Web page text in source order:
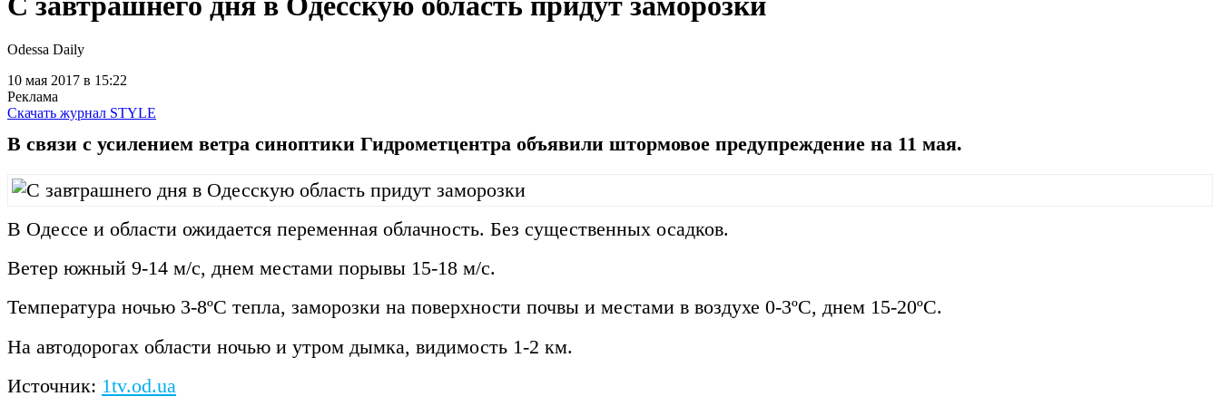
Odessa Daily
10 мая 2017 в 15:22
Реклама
Скачать журнал STYLE
В связи с усилением ветра синоптики Гидрометцентра объявили штормовое предупреждение на 11 мая.
В Одессе и области ожидается переменная облачность. Без существенных осадков.
Ветер южный 9-14 м/с, днем местами порывы 15-18 м/с.
Температура ночью 3-8ºС тепла, заморозки на поверхности почвы и местами в воздухе 0-3ºС, днем 15-20ºС.
На автодорогах области ночью и утром дымка, видимость 1-2 км.
Источник: 1tv.od.ua